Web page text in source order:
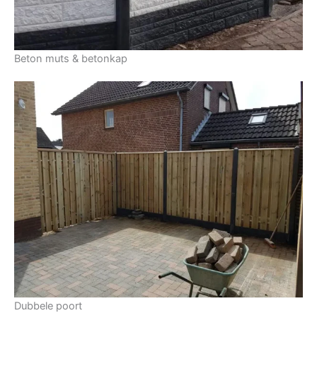
Beton muts & betonkap
Dubbele poort